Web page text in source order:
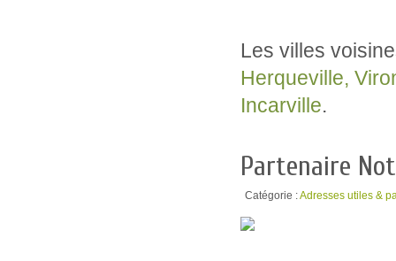
Les villes
Herqueville,
Incarville.
Partenaire
Catégorie :Adresses utiles &